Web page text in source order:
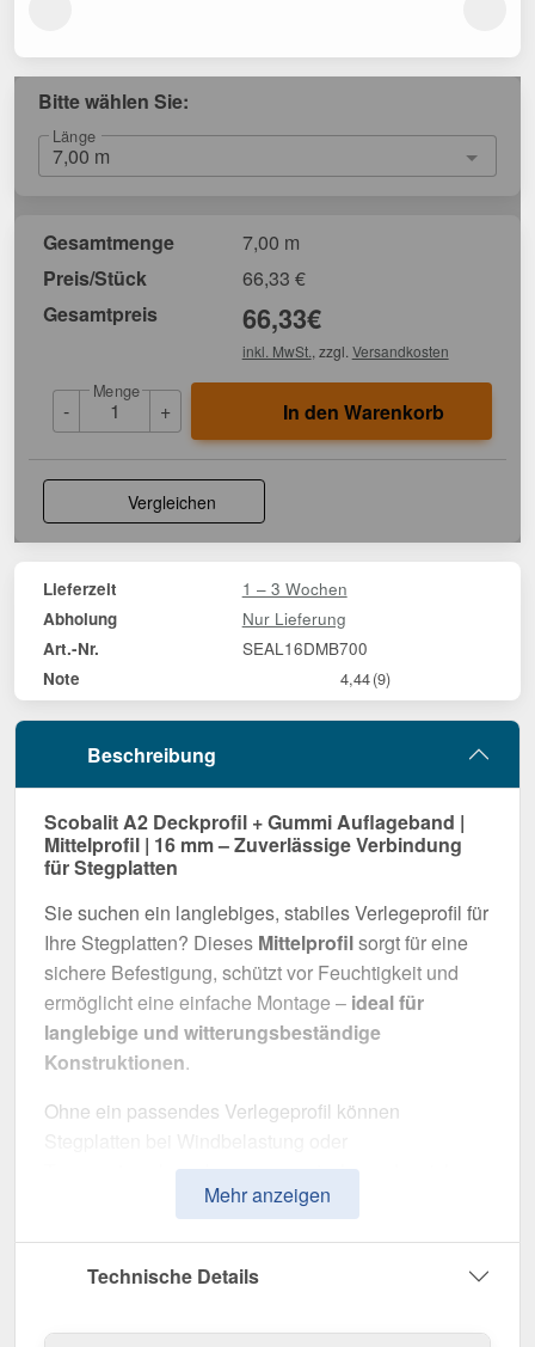
Bitte wählen Sie:
Länge
Gesamtmenge
7,00 m
Preis/Stück
66,33 €
Gesamtpreis
66,33€
inkl. MwSt. , zzgl. Versandkosten
-
Menge
+ In den Warenkorb
Vergleichen
Lieferzeit 1 – 3 Wochen
Abholung Nur Lieferung
Art.-Nr. SEAL16DMB700
Note 4,44(9)
Beschreibung
Scobalit A2 Deckprofil + Gummi Auflageband |
Mittelprofil | 16 mm – Zuverlässige Verbindung
für Stegplatten
Sie suchen ein langlebiges, stabiles Verlegeprofil für
Ihre Stegplatten? Dieses Mittelprofilsorgt für eine
sichere Befestigung, schützt vor Feuchtigkeit und
ermöglicht eine einfache Montage – ideal für
langlebige und witterungsbeständige
Konstruktionen.
Ohne ein passendes Verlegeprofil können
Temperaturschwankungen verrutschen oder sich
verformen. Dieses Profil sorgt für eine
Gefertigt ausAluminium,Gummi
um Stegplatten optimal zu verbinden. Das
Mehr anzeigen
Technische Details